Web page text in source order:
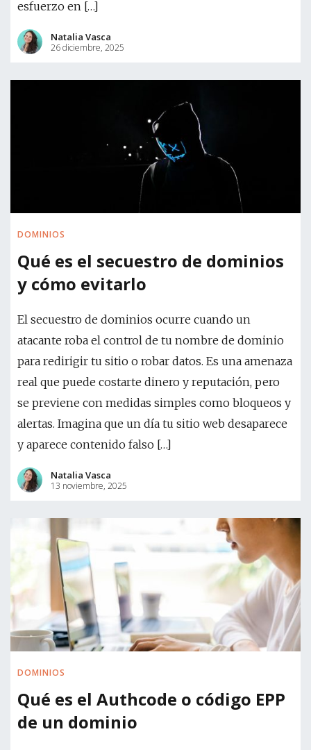
esfuerzo en […]
Natalia Vasca
26 diciembre, 2025
DOMINIOS
Qué es el secuestro de dominios
y cómo evitarlo
El secuestro de dominios ocurre cuando un
atacante roba el control de tu nombre de dominio
para redirigir tu sitio o robar datos. Es una amenaza
real que puede costarte dinero y reputación, pero
se previene con medidas simples como bloqueos y
alertas. Imagina que un día tu sitio web desaparece
y aparece contenido falso […]
Natalia Vasca
13 noviembre, 2025
DOMINIOS
Qué es el Authcode o código EPP
de un dominio